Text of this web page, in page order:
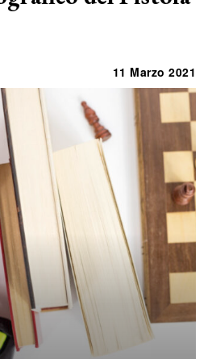
11 Marzo 2021